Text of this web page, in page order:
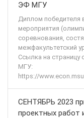
ЭФ МГУ
Диплом победителя
мероприятия
соревнования,
межфакультетский
Ссылка на страницу
МГУ:
https://
СЕНТЯБРЬ 2023
проектных работ